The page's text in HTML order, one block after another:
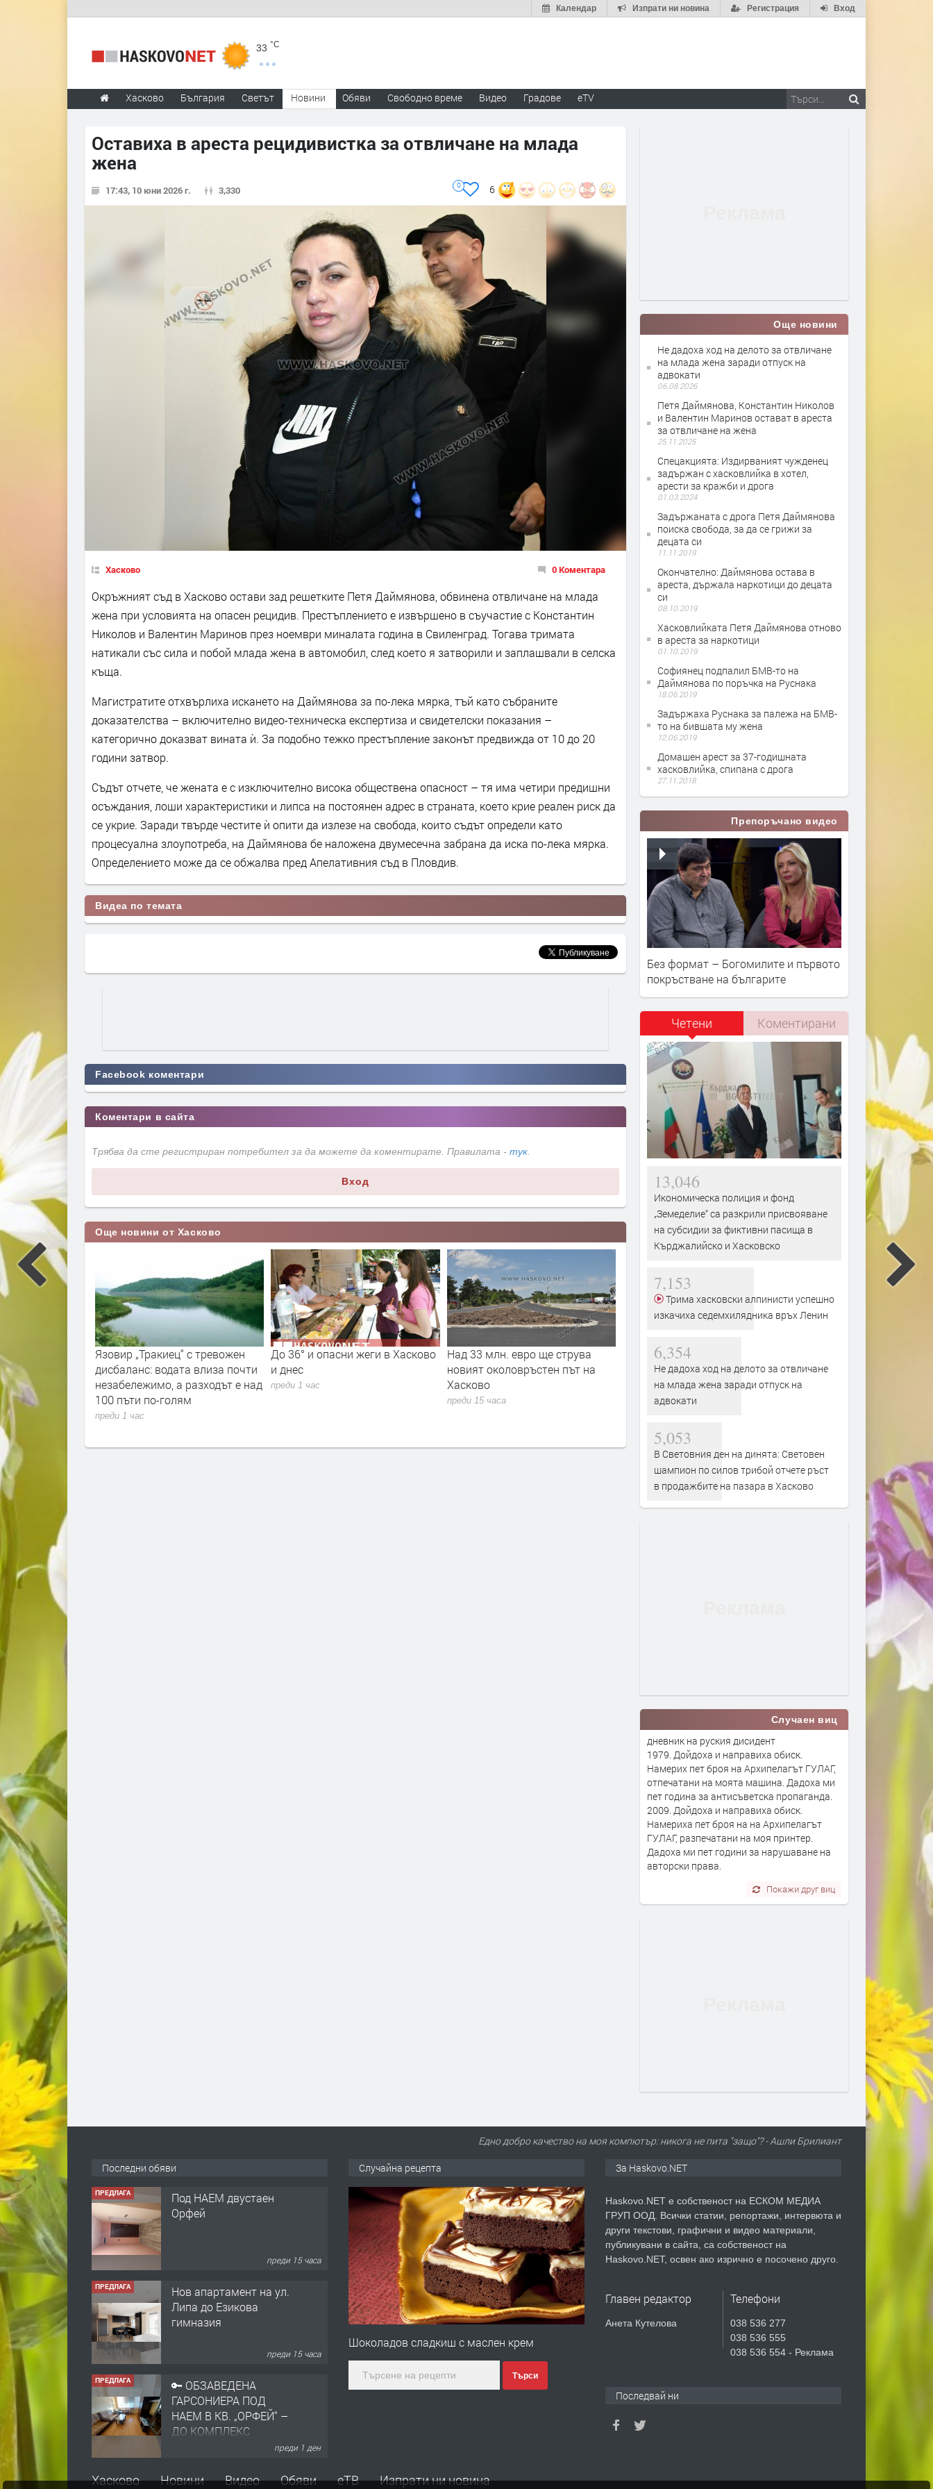
Вход
Регистрация
Изпрати ни новина
Календар
33 °C
Хасково България Светът Новини Обяви Свободно време Видео Градове eTV
Оставиха в ареста рецидивистка за отвличане на млада
жена
17:43, 10 юни 2026 г. 3,330 6
0
Хасково 0 Коментара
Окръжният съд в Хасково остави зад решетките Петя Даймянова, обвинена отвличане на млада
жена при условията на опасен рецидив. Престъплението е извършено в съучастие с Константин
Николов и Валентин Маринов през ноември миналата година в Свиленград. Тогава тримата
натикали със сила и побой млада жена в автомобил, след което я затворили и заплашвали в селска
къща.
Магистратите отхвърлиха искането на Даймянова за по-лека мярка, тъй като събраните
доказателства – включително видео-техническа експертиза и свидетелски показания –
категорично доказват вината ѝ. За подобно тежко престъпление законът предвижда от 10 до 20
години затвор.
Съдът отчете, че жената е с изключително висока обществена опасност – тя има четири предишни
осъждания, лоши характеристики и липса на постоянен адрес в страната, което крие реален риск да
се укрие. Заради твърде честите ѝ опити да излезе на свобода, които съдът определи като
процесуална злоупотреба, на Даймянова бе наложена двумесечна забрана да иска по-лека мярка.
Определението може да се обжалва пред Апелативния съд в Пловдив.
Видеа по темата
Facebook коментари
Коментари в сайта
Трябва да сте регистриран потребител за да можете да коментирате. Правилата - тук
Вход
Още новини от Хасково
с тревожен
влиза почти
е над
До 36° и опасни жеги в Хасково
и днес
преди 1 час
Над 33 млн. евро ще струва
новият околовръстен път на
Хасково
Свиленград получава над 1,1
млн. евро за почистване и
укрепване на река Марица
преди 15 часа
Съдът в Хасково остави в
ареста турски гражданин с
присъда за сексуално насилие
над дете и нощно проникване в
преди 16 часа
на слама, огънят засегна
преди 19 часа
Още новини
Не дадоха ход на делото за отвличане
на млада жена заради отпуск на
адвокати
06.08.2026
Петя Даймянова, Константин Николов
и Валентин Маринов остават в ареста
за отвличане на жена
25.11.2025
Спецакцията: Издирваният чужденец
задържан с хасковлийка в хотел,
арести за кражби и дрога
01.03.2024
Задържаната с дрога Петя Даймянова
поиска свобода, за да се грижи за
децата си
11.11.2019
Окончателно: Даймянова остава в
ареста, държала наркотици до децата
си
08.10.2019
Хасковлийката Петя Даймянова отново
в ареста за наркотици
01.10.2019
Софиянец подпалил БМВ-то на
Даймянова по поръчка на Руснака
18.06.2019
Задържаха Руснака за палежа на БМВ-
то на бившата му жена
12.06.2019
Домашен арест за 37-годишната
хасковлийка, спипана с дрога
27.11.2018
Препоръчано видео
Без формат – Богомилите и първото
покръстване на българите
Четени Коментирани
13,046
Икономическа полиция и фонд
„Земеделие“ са разкрили присвояване
на субсидии за фиктивни пасища в
Кърджалийско и Хасковско
7,153
Трима хасковски алпинисти успешно
изкачиха седемхилядника връх Ленин
6,354
Не дадоха ход на делото за отвличане
на млада жена заради отпуск на
адвокати
5,053
В Световния ден на динята: Световен
шампион по силов трибой отчете ръст
в продажбите на пазара в Хасково
Случаен виц
дневник на руския дисидент
1979. Дойдоха и направиха обиск.
Намерих пет броя на Архипелагът ГУЛАГ,
отпечатани на моята машина. Дадоха ми
пет година за антисъветска пропаганда.
2009. Дойдоха и направиха обиск.
Намериха пет броя на на Архипелагът
ГУЛАГ, разпечатани на моя принтер.
Дадоха ми пет години за нарушаване на
авторски права.
Покажи друг виц
Еднo добро качество на моя компютър: никога не пита "защо"? - Ашли Брилиант
Последни обяви
ПРЕДЛАГА
Нов апартамент на ул.
Липа до Езикова
преди 15 часа
ПРЕДЛАГА
🔑 ОБЗАВЕДЕНА
ГАРСОНИЕРА ПОД
НАЕМ В КВ. „ОРФЕЙ“ –
преди 1 ден
ПРЕДЛАГА
НАПЪЛНО ОБЗАВЕДЕН
И ОБОРУДВАН
ТРИСТАЕН
АПАРТАМЕНТ В
преди 2 дни
ПРЕДЛАГА Давам гараж под наем
Случайна рецепта
Шоколадов сладкиш с маслен крем
Търси
За Haskovo.NET
Haskovo.NET е собственост на ЕСКОМ МЕДИА
ГРУП ООД. Всички статии, репортажи, интервюта и
други текстови, графични и видео материали,
публикувани в сайта, са собственост на
Haskovo.NET, освен ако изрично е посочено друго.
Главен редактор
Анета Кутелова
Телефони
038 536 277
038 536 555
038 536 554 - Реклама
Последвай ни
Хасково Новини Видео Обяви еТВ Изпрати ни новина